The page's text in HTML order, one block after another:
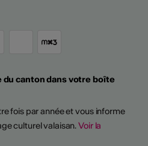
canton dans votre boîte
fois par année et vous informe
culturel valaisan.Voir la